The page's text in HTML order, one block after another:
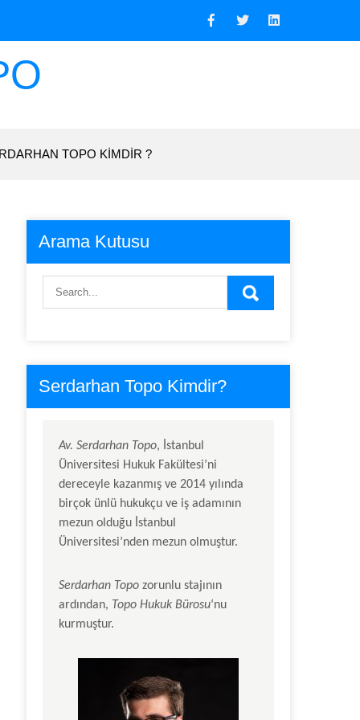
TOPO KIMDIR ?
Arama Kutusu
Serdarhan Topo Kimdir?
Av. Serdarhan Topo, İstanbul
Üniversitesi Hukuk Fakültesi’ni
dereceyle kazanmış ve 2014 yılında
birçok ünlü hukukçu ve iş adamının
mezun olduğu İstanbul
Üniversitesi’nden mezun olmuştur.
Serdarhan Topo zorunlu stajının
ardından, Topo Hukuk Bürosu‘nu
kurmuştur.